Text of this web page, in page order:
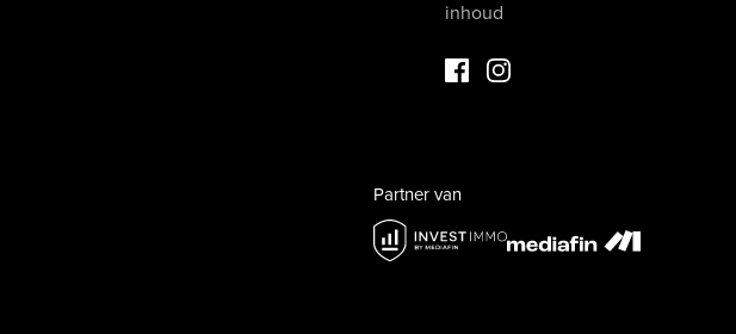
inhoud
Facebook Luxevastgoed
Instagram Luxevastgoed
Partner van